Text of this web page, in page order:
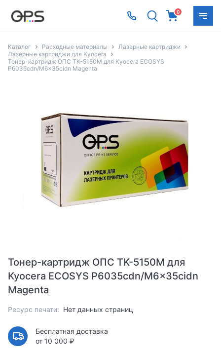
0
Каталог Расходные материалы
Лазерные картриджи
Лазерные картриджи для Kyocera
Тонер-картридж ОПС TK-5150M для Kyocera ECOSYS
P6035cdn/M6x35cidn Magenta
Тонер-картридж ОПС TK-5150M для
Kyocera ECOSYS P6035cdn/M6x35cidn
Magenta
Ресурс печати: Нет данных страниц
Бесплатная доставка
от 10 000 ₽